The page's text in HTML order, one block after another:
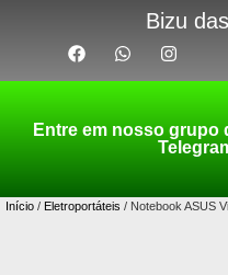
Bizu
Entre em nosso grupo
Início / Eletroportáteis / Notebook ASUS